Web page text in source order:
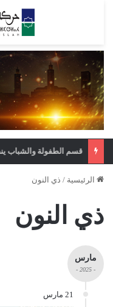
قسم الطفولة والشباب
الرئيسية / ذي النون
ذي النون
مارس
- 2025 -
21 مارس